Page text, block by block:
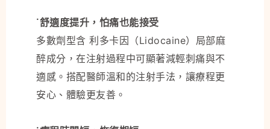
˙舒適度提升，怕痛也能接受
多數劑型含 利多卡因（Lidocaine）局部麻
醉成分，在注射過程中可顯著減輕刺痛與不
適感。搭配醫師溫和的注射手法，讓療程更
安心、體驗更友善。